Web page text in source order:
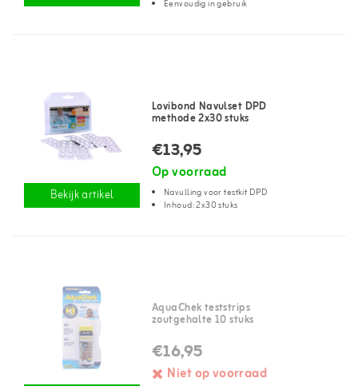
Eenvoudig in gebruik
Bekijk artikel
Lovibond Navulset DPD
methode 2x30 stuks
€13,95
Op voorraad
Navulling voor testkit DPD
Inhoud: 2x30 stuks
AquaChek teststrips
zoutgehalte 10 stuks
€16,95
Niet op voorraad